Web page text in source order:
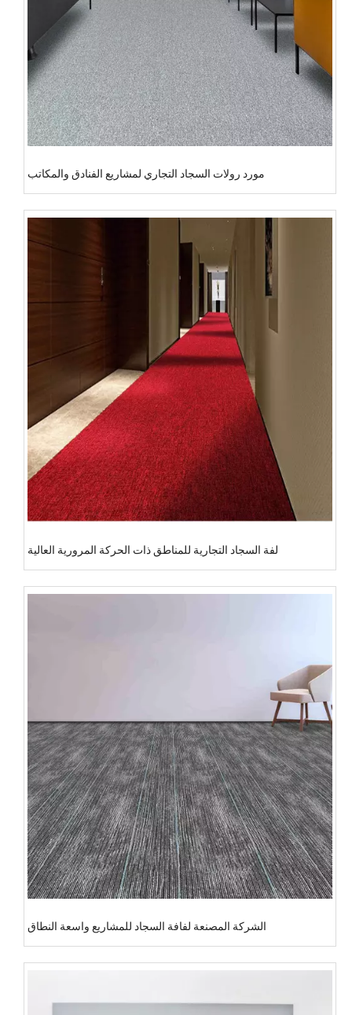
مورد رولات السجاد التجاري لمشاريع الفنادق والمكاتب
لفة السجاد التجارية للمناطق ذات الحركة المرورية العالية
الشركة المصنعة لفافة السجاد للمشاريع واسعة النطاق